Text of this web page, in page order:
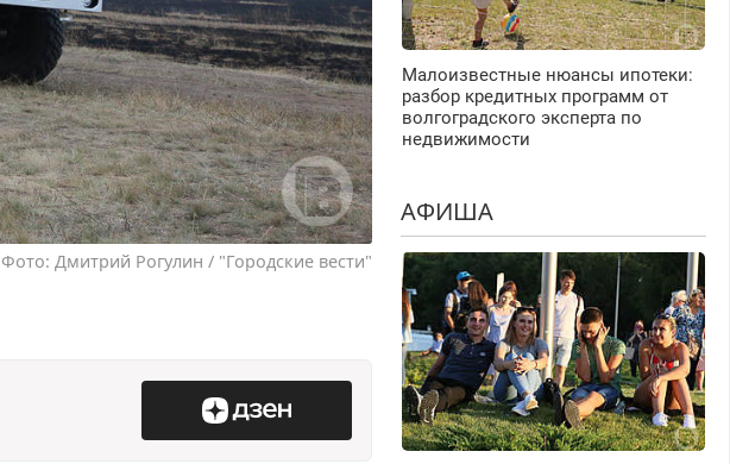
Фото: Дмитрий Рогулин / "Городские вести"
Малоизвестные нюансы ипотеки:
разбор кредитных программ от
волгоградского эксперта по
недвижимости
АФИША